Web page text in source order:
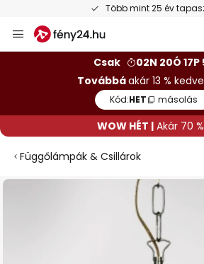
Több mint 25 év
Ugrás
a
Csak
02N 20Ó 17P
Továbbáakár 13 %
Kód:HET másolás
WOW HÉT | Akár 70 %
Függőlámpák & Csillárok
Ugrás